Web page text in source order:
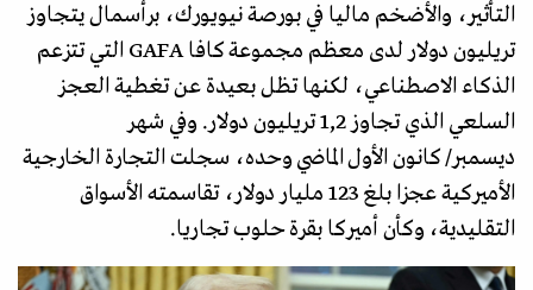
التأثير، والأضخم ماليا في بورصة نيويورك، برأسمال يتجاوز
تريليون دولار لدى معظم مجموعة كافا GAFA التي تتزعم
الذكاء الاصطناعي، لكنها تظل بعيدة عن تغطية العجز
السلعي الذي تجاوز 1,2 تريليون دولار. وفي شهر
ديسمبر/ كانون الأول الماضي وحده، سجلت التجارة الخارجية
الأميركية عجزا بلغ 123 مليار دولار، تقاسمته الأسواق
التقليدية، وكأن أميركا بقرة حلوب تجاريا.